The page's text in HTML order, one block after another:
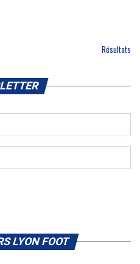
Résultats
LYON FOOT